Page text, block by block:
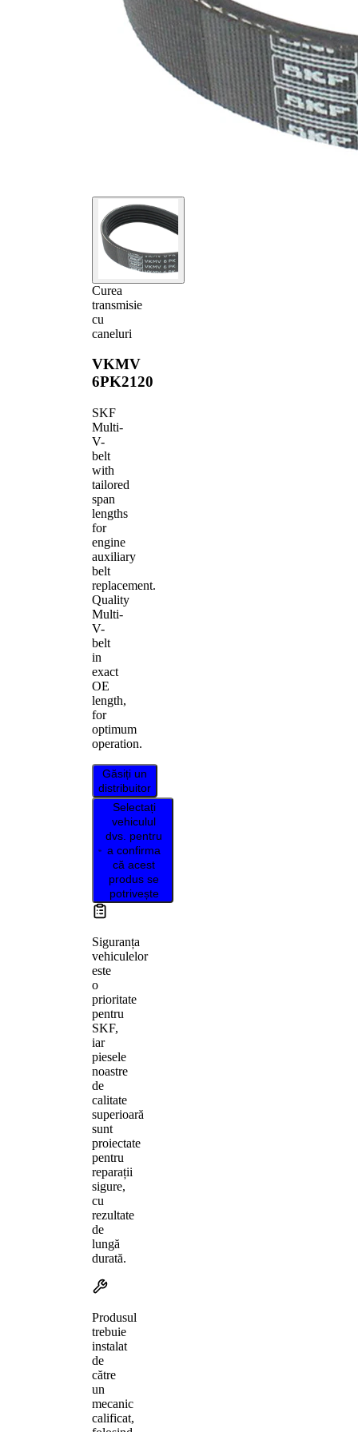
Curea
transmisie
cu
caneluri
VKMV
6PK2120
SKF
Multi-
V-
belt
with
tailored
span
lengths
for
engine
auxiliary
belt
replacement.
Quality
Multi-
V-
belt
in
exact
OE
length,
for
optimum
operation.
Găsiți un
distribuitor
Selectați
vehiculul
dvs. pentru
a confirma
că acest
produs se
potrivește
Siguranța
vehiculelor
este
o
prioritate
pentru
SKF,
iar
piesele
noastre
de
calitate
superioară
sunt
proiectate
pentru
reparații
sigure,
cu
rezultate
de
lungă
durată.
Produsul
trebuie
instalat
de
către
un
mecanic
calificat,